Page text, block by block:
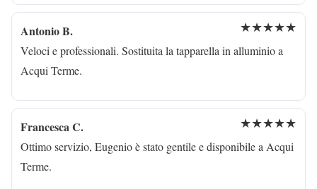
Antonio B. ★★★★★
Veloci e professionali. Sostituita la tapparella in alluminio a
Acqui Terme.
Francesca C. ★★★★★
Ottimo servizio, Eugenio è stato gentile e disponibile a Acqui
Terme.